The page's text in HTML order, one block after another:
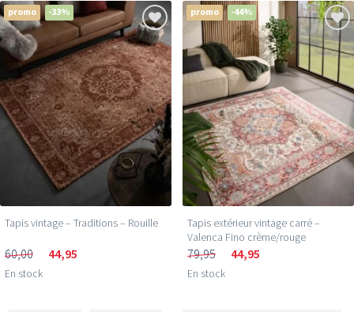
promo -33%
Tapis vintage – Traditions – Rouille
60,00 44,95
En stock
promo -44%
Tapis extérieur vintage carré –
Valenca Fino crème/rouge
79,95 44,95
En stock
Reçois 5 € de réduction
sur ton premier achat !
Inscris-toi et sois le premier à découvrir les
nouvelles collections et les offres exclusives.
Email
Je profite de ma réduction →
t'ont déjà rejoint